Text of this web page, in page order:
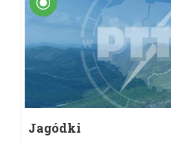
Jagódki